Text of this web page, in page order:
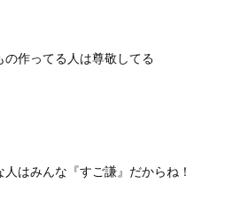
作ってる人は尊敬してる
はみんな『すご謙』だからね！